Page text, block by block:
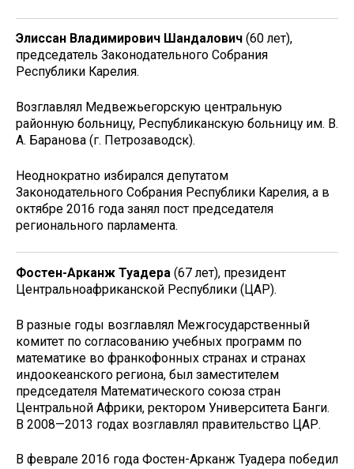
Элиссан Владимирович Шандалович (60 лет),
председатель Законодательного Собрания
Республики Карелия.
Возглавлял Медвежьегорскую центральную
районную больницу, Республиканскую больницу им. В.
А. Баранова (г. Петрозаводск).
Неоднократно избирался депутатом
Законодательного Собрания Республики Карелия, а в
октябре 2016 года занял пост председателя
регионального парламента.
Фостен-Арканж Туадера (67 лет), президент
Центральноафриканской Республики (ЦАР).
В разные годы возглавлял Межгосударственный
комитет по согласованию учебных программ по
математике во франкофонных странах и странах
индоокеанского региона, был заместителем
председателя Математического союза стран
Центральной Африки, ректором Университета Банги.
В 2008—2013 годах возглавлял правительство ЦАР.
В феврале 2016 года Фостен-Арканж Туадера победил